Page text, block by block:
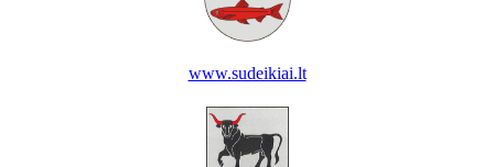
www.sudeikiai.lt